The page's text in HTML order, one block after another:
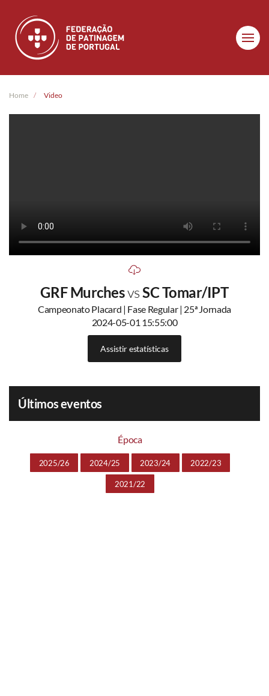
Skip to main content
Home Video
GRF MurchesvsSC Tomar/IPT
Campeonato Placard | Fase Regular | 25ª Jornada
2024-05-01 15:55:00
Assistir estatísticas
Últimos eventos
Época
2025/26 2024/25 2023/24 2022/23
2021/22